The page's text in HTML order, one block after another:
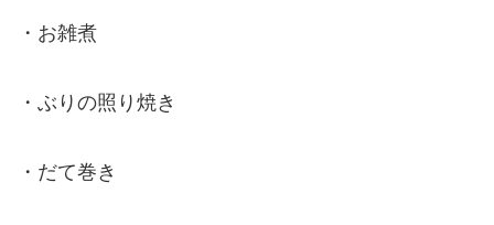
・お雑煮
・ぶりの照り焼き
・だて巻き